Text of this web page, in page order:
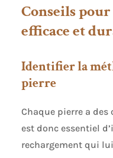
Conseils
efficace et
Identifier la
pierre
Chaque pierre a
est donc essentiel
rechargement qui